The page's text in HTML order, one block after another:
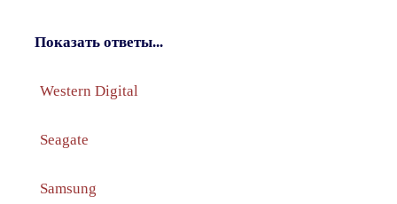
Показать ответы...
Western Digital
Seagate
Samsung